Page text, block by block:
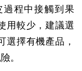
程中接觸到果
用較少，建議選
選擇有機產品，
。